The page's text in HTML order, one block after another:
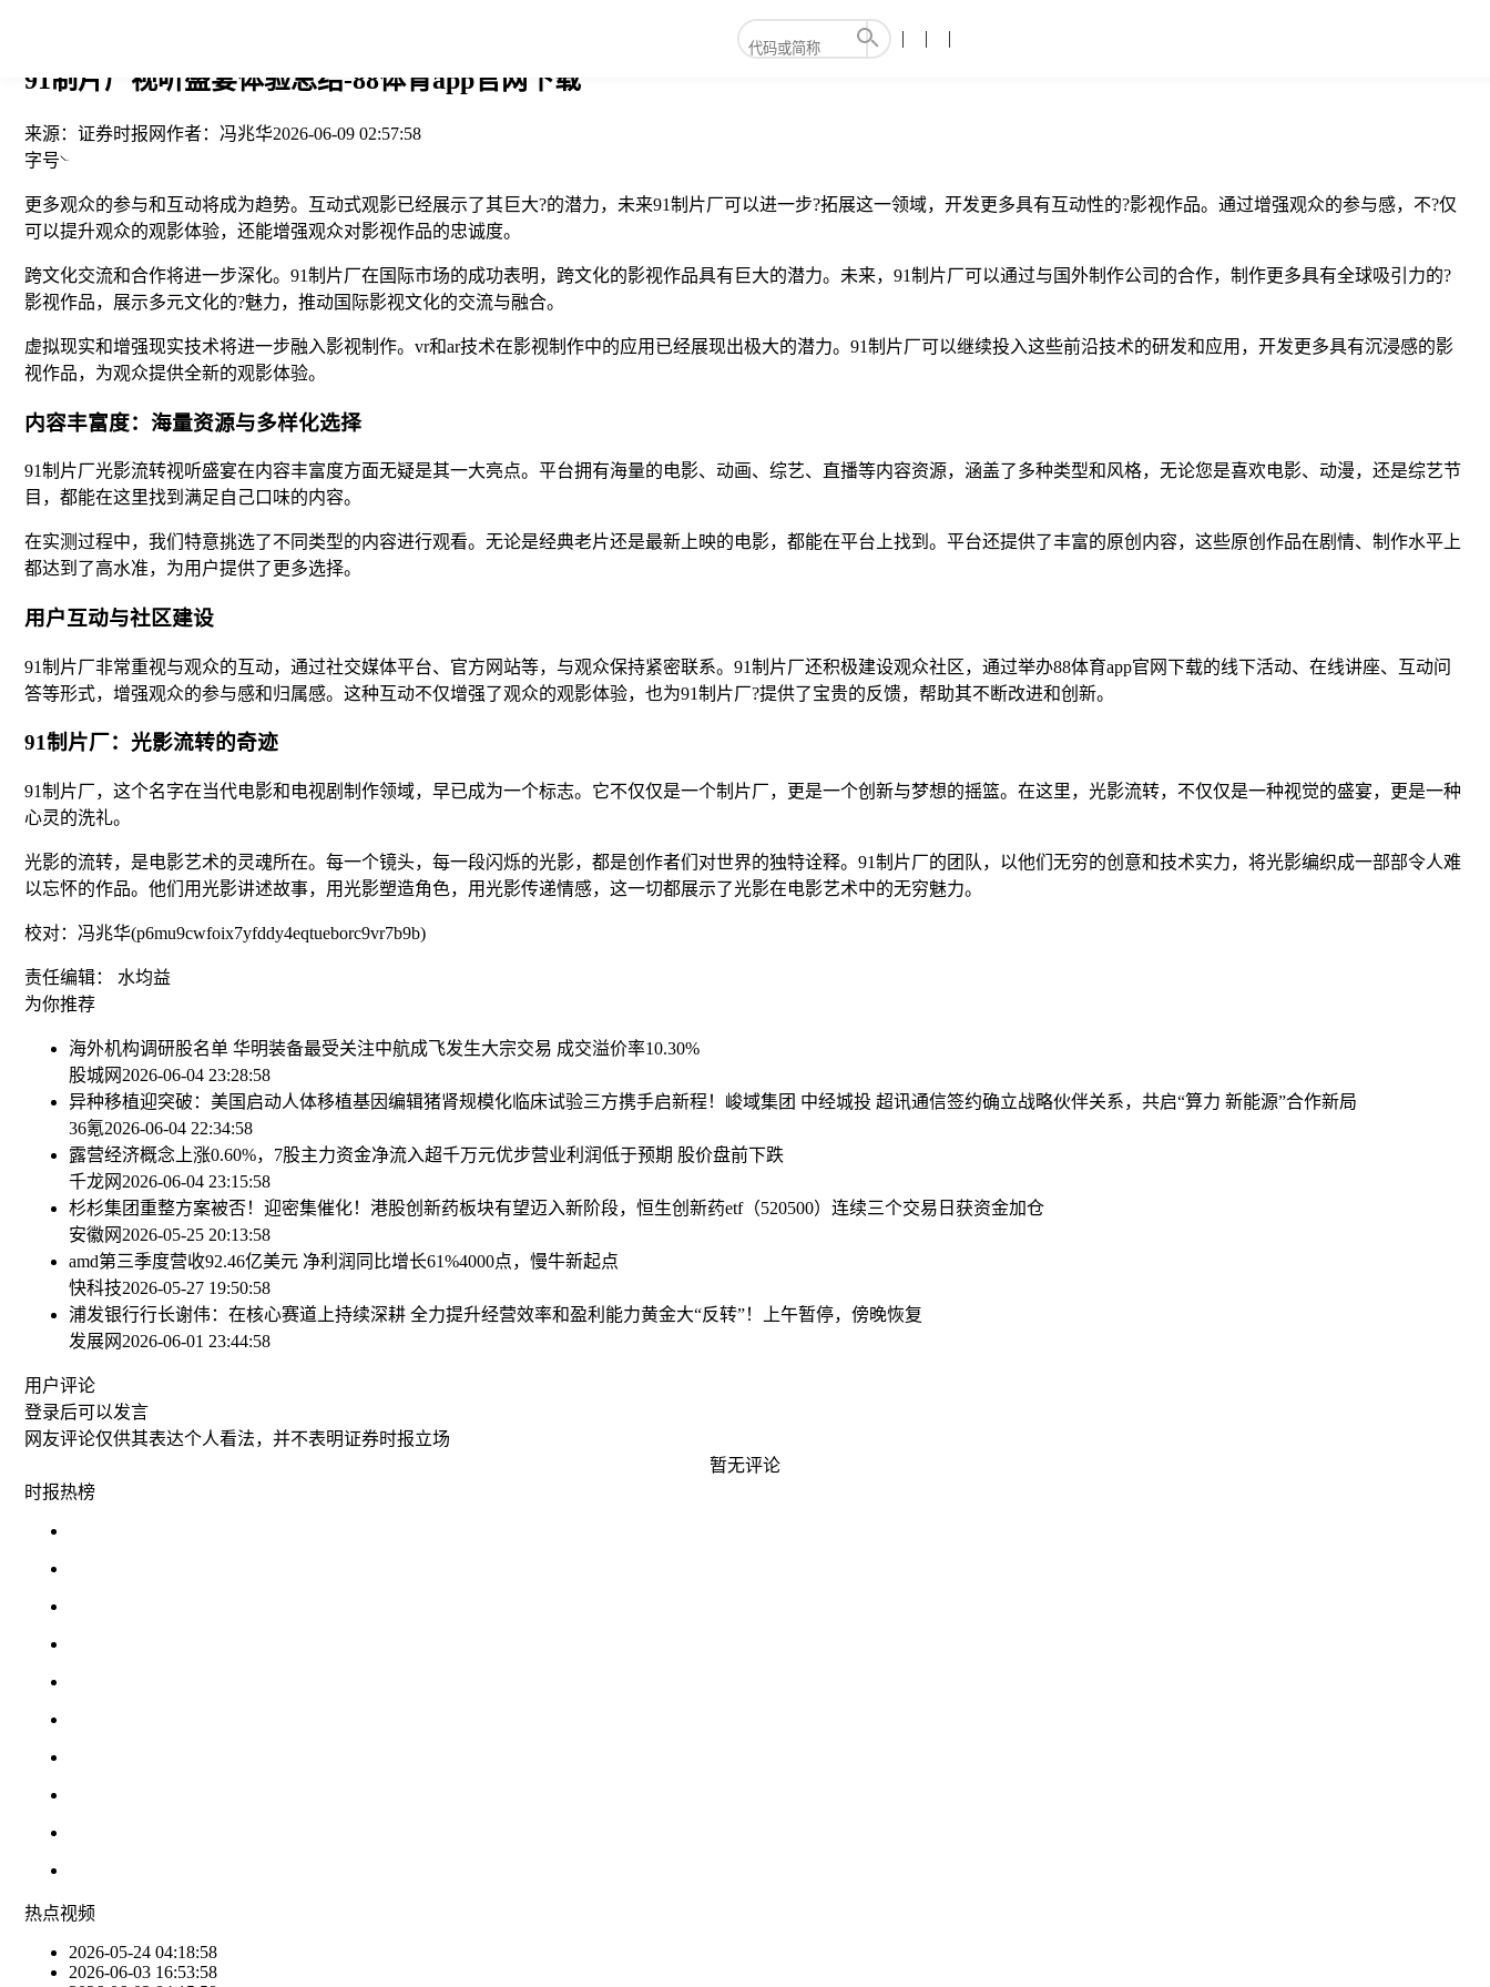
91制片厂视听盛宴体验总结-88体育app官网下载
来源： 证券时报网作者： 冯兆华2026-06-09 02:57:58
字号
更多观众的参与和互动将成为趋势。互动式观影已经展示了其巨大?的潜力，未来91制片厂可以进一步?拓展这一领域，开发更多具有互动性的?影视作品。通过增强观众的参与感，不?仅
可以提升观众的观影体验，还能增强观众对影视作品的忠诚度。
跨文化交流和合作将进一步深化。91制片厂在国际市场的成功表明，跨文化的影视作品具有巨大的潜力。未来，91制片厂可以通过与国外制作公司的合作，制作更多具有全球吸引力的?
影视作品，展示多元文化的?魅力，推动国际影视文化的交流与融合。
虚拟现实和增强现实技术将进一步融入影视制作。vr和ar技术在影视制作中的应用已经展现出极大的潜力。91制片厂可以继续投入这些前沿技术的研发和应用，开发更多具有沉浸感的影
视作品，为观众提供全新的观影体验。
内容丰富度：海量资源与多样化选择
91制片厂光影流转视听盛宴在内容丰富度方面无疑是其一大亮点。平台拥有海量的电影、动画、综艺、直播等内容资源，涵盖了多种类型和风格，无论您是喜欢电影、动漫，还是综艺节
目，都能在这里找到满足自己口味的内容。
在实测过程中，我们特意挑选了不同类型的内容进行观看。无论是经典老片还是最新上映的电影，都能在平台上找到。平台还提供了丰富的原创内容，这些原创作品在剧情、制作水平上
都达到了高水准，为用户提供了更多选择。
用户互动与社区建设
91制片厂非常重视与观众的互动，通过社交媒体平台、官方网站等，与观众保持紧密联系。91制片厂还积极建设观众社区，通过举办88体育app官网下载的线下活动、在线讲座、互动问
答等形式，增强观众的参与感和归属感。这种互动不仅增强了观众的观影体验，也为91制片厂?提供了宝贵的反馈，帮助其不断改进和创新。
91制片厂：光影流转的奇迹
91制片厂，这个名字在当代电影和电视剧制作领域，早已成为一个标志。它不仅仅是一个制片厂，更是一个创新与梦想的摇篮。在这里，光影流转，不仅仅是一种视觉的盛宴，更是一种
心灵的洗礼。
光影的流转，是电影艺术的灵魂所在。每一个镜头，每一段闪烁的光影，都是创作者们对世界的独特诠释。91制片厂的团队，以他们无穷的创意和技术实力，将光影编织成一部部令人难
以忘怀的作品。他们用光影讲述故事，用光影塑造角色，用光影传递情感，这一切都展示了光影在电影艺术中的无穷魅力。
校对：冯兆华(p6mu9cwfoix7yfddy4eqtueborc9vr7b9b)
责任编辑： 水均益
为你推荐
海外机构调研股名单 华明装备最受关注中航成飞发生大宗交易 成交溢价率10.30%
股城网 2026-06-04 23:28:58
异种移植迎突破：美国启动人体移植基因编辑猪肾规模化临床试验三方携手启新程！峻域集团 中经城投 超讯通信签约确立战略伙伴关系，共启“算力 新能源”合作新局
36氪2026-06-04 22:34:58
露营经济概念上涨0.60%，7股主力资金净流入超千万元优步营业利润低于预期 股价盘前下跌
千龙网 2026-06-04 23:15:58
杉杉集团重整方案被否！ 迎密集催化！港股创新药板块有望迈入新阶段，恒生创新药etf（520500）连续三个交易日获资金加仓
安徽网 2026-05-25 20:13:58
amd第三季度营收92.46亿美元 净利润同比增长61%4000点，慢牛新起点
快科技2026-05-27 19:50:58
浦发银行行长谢伟：在核心赛道上持续深耕 全力提升经营效率和盈利能力黄金大“反转”！上午暂停，傍晚恢复
发展网 2026-06-01 23:44:58
用户评论
登录后可以发言
网友评论仅供其表达个人看法，并不表明证券时报立场
暂无评论
时报热榜
热点视频
2026-05-24 04:18:58
2026-06-03 16:53:58